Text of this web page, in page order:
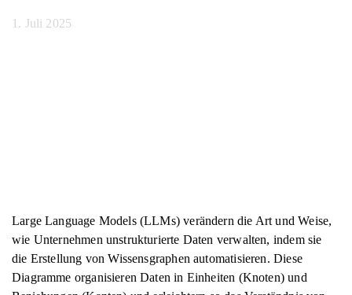
1. Juli 2025
Large Language Models (LLMs) verändern die Art und Weise,
wie Unternehmen unstrukturierte Daten verwalten, indem sie
die Erstellung von Wissensgraphen automatisieren. Diese
Diagramme organisieren Daten in Einheiten (Knoten) und